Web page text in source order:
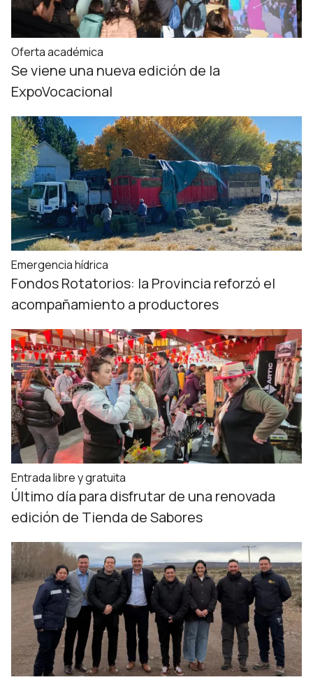
Oferta académica
Se viene una nueva edición de la
ExpoVocacional
Emergencia hídrica
Fondos Rotatorios: la Provincia reforzó el
acompañamiento a productores
Entrada libre y gratuita
Último día para disfrutar de una renovada
edición de Tienda de Sabores